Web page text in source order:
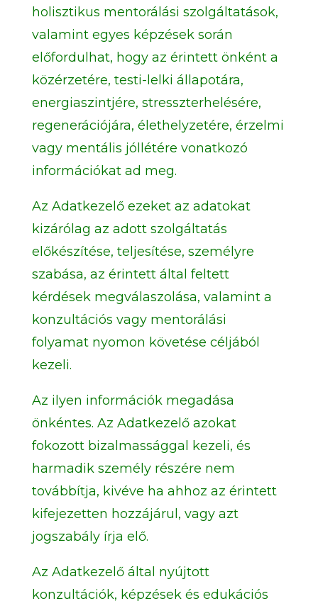
holisztikus mentorálási szolgáltatások,
valamint egyes képzések során
előfordulhat, hogy az érintett önként a
közérzetére, testi-lelki állapotára,
energiaszintjére, stresszterhelésére,
regenerációjára, élethelyzetére, érzelmi
vagy mentális jóllétére vonatkozó
információkat ad meg.
Az Adatkezelő ezeket az adatokat
kizárólag az adott szolgáltatás
előkészítése, teljesítése, személyre
szabása, az érintett által feltett
kérdések megválaszolása, valamint a
konzultációs vagy mentorálási
folyamat nyomon követése céljából
kezeli.
Az ilyen információk megadása
önkéntes. Az Adatkezelő azokat
fokozott bizalmassággal kezeli, és
harmadik személy részére nem
továbbítja, kivéve ha ahhoz az érintett
kifejezetten hozzájárul, vagy azt
jogszabály írja elő.
Az Adatkezelő által nyújtott
konzultációk, képzések és edukációs